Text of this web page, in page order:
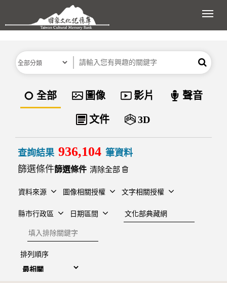
跳到主要內容區塊
展
分類 關鍵字 搜尋
資料類型
全部 圖像 影片 聲音
文件 3D
查詢結果 936,104 筆資料
篩選條件
清除全部
資料來源 圖像相關授權 文字相關授權
縣市行政區 日期區間
建檔單位
排除關鍵字
排列順序